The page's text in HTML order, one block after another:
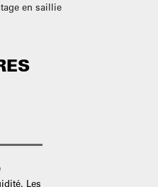
en saillie
Les